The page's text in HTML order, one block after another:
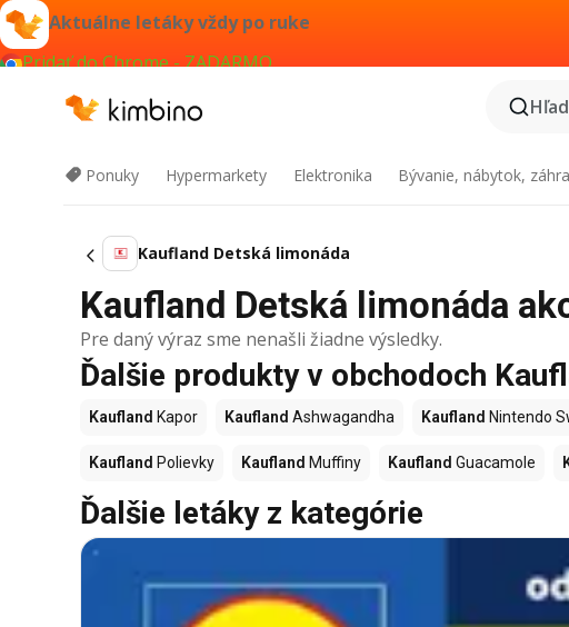
Aktuálne letáky vždy po ruke
Pridať do Chrome - ZADARMO
Ponuky Hypermarkety Elektronika Bývanie, nábytok,
Kaufland Detská limonáda
Kaufland Detská limonáda
Pre daný výraz sme nenašli žiadne výsledky.
Ďalšie produkty v obchodoch
Kaufland Kapor Kaufland Ashwagandha Kaufland Nintendo
Kaufland Polievky Kaufland Muffiny Kaufland Guacamole
Ďalšie letáky z kategórie